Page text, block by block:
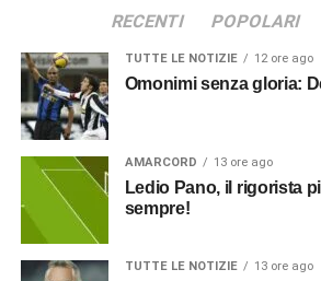
RECENTI POPOLARI
TUTTE LE NOTIZIE 12 ore ago
Omonimi senza gloria:
AMARCORD 13 ore ago
Ledio Pano, il rigorista
sempre!
TUTTE LE NOTIZIE 13 ore ago